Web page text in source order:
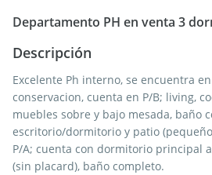
Departamento PH en venta 3
Descripción
Excelente Ph interno, se encuentra
conservacion, cuenta en P/B; living,
muebles sobre y bajo mesada, baño
escritorio/dormitorio y patio
P/A; cuenta con dormitorio principal
(sin placard), baño completo.